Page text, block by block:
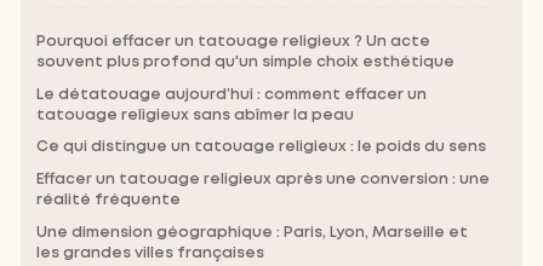
Pourquoi effacer un tatouage religieux ? Un acte
souvent plus profond qu'un simple choix esthétique
Le détatouage aujourd’hui : comment effacer un
tatouage religieux sans abîmer la peau
Ce qui distingue un tatouage religieux : le poids du sens
Effacer un tatouage religieux après une conversion : une
réalité fréquente
Une dimension géographique : Paris, Lyon, Marseille et
les grandes villes françaises